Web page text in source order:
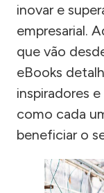
inovar e
empresarial.
que vão
eBooks
inspiradores
como cada
beneficiar o